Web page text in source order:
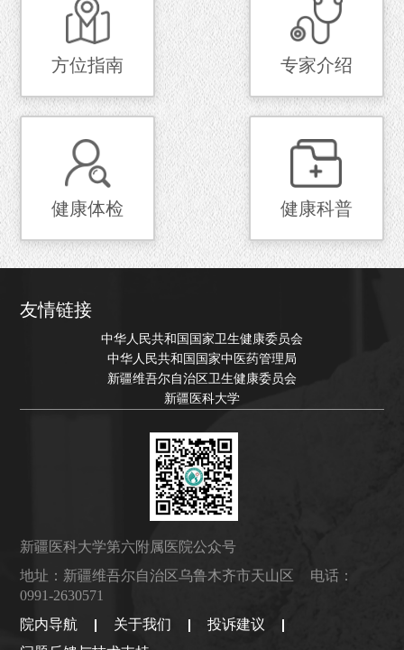
方位指南 专家介绍
健康体检 健康科普
友情链接
中华人民共和国国家卫生健康委员会
中华人民共和国国家中医药管理局
新疆维吾尔自治区卫生健康委员会
新疆医科大学
院内导航 关于我们
投诉建议
地址：新疆维吾尔自治区乌鲁木齐市天山区
电话：
0991-2630571
新疆医科大学第六附属医院公众号